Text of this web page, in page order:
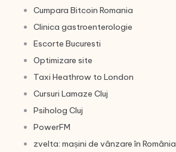
Cumpara Bitcoin Romania
Clinica gastroenterologie
Escorte Bucuresti
Optimizare site
Taxi Heathrow to London
Cursuri Lamaze Cluj
Psiholog Cluj
PowerFM
zvelta: mașini de vânzare în România